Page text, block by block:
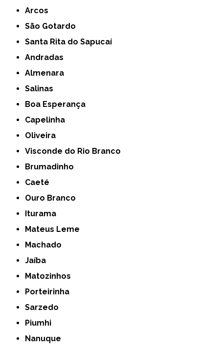
Arcos
São Gotardo
Santa Rita do Sapucaí
Andradas
Almenara
Salinas
Boa Esperança
Capelinha
Oliveira
Visconde do Rio Branco
Brumadinho
Caeté
Ouro Branco
Iturama
Mateus Leme
Machado
Jaíba
Matozinhos
Porteirinha
Sarzedo
Piumhi
Nanuque